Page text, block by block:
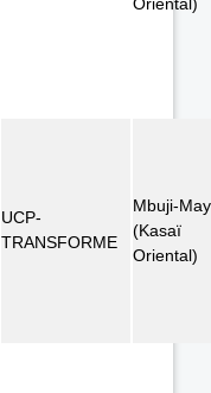
UCP-
TRANSFORME
Mbuji-
(Kasaï
Oriental)